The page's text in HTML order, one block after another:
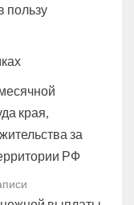
пользу
края,
за
РФ